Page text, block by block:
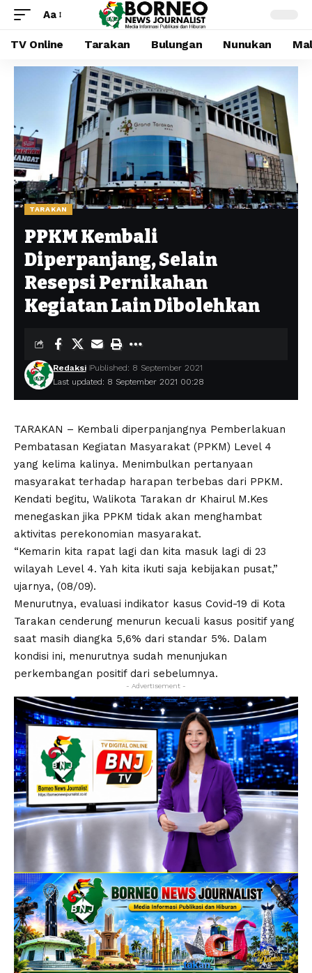
Aa
TV Online Tarakan Bulungan Nunukan
TARAKAN
PPKM Kembali
Diperpanjang, Selain
Resepsi Pernikahan
Kegiatan Lain Dibolehkan
Last updated: 8 September 2021 00:28
Redaksi Published: 8 September 2021
TARAKAN – Kembali diperpanjangnya Pemberlakuan
Pembatasan Kegiatan Masyarakat (PPKM) Level 4
yang kelima kalinya. Menimbulkan pertanyaan
masyarakat terhadap harapan terbebas dari PPKM.
Kendati begitu, Walikota Tarakan dr Khairul M.Kes
menegaskan jika PPKM tidak akan menghambat
aktivitas perekonomian masyarakat.
“Kemarin kita rapat lagi dan kita masuk lagi di 23
wilayah Level 4. Yah kita ikuti saja kebijakan pusat,”
ujarnya, (08/09).
Menurutnya, evaluasi indikator kasus Covid-19 di Kota
Tarakan cenderung menurun kecuali kasus positif yang
saat masih diangka 5,6% dari standar 5%. Dalam
kondisi ini, menurutnya sudah menunjukan
perkembangan positif dari sebelumnya.
- Advertisement -